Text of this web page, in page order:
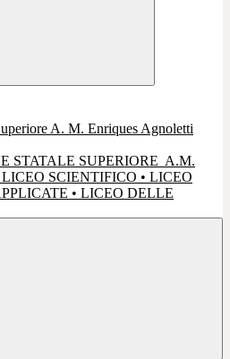
STATALE SUPERIORE A.M.
LICEO SCIENTIFICO • LICEO
• LICEO DELLE